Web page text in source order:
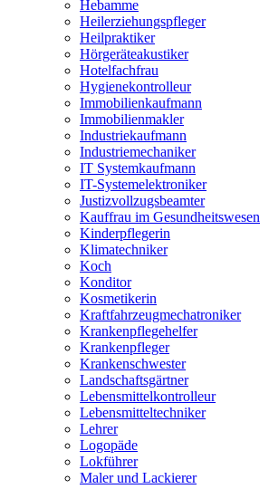
Hebamme
Heilerziehungspfleger
Heilpraktiker
Hörgeräteakustiker
Hotelfachfrau
Hygienekontrolleur
Immobilienkaufmann
Immobilienmakler
Industriekaufmann
Industriemechaniker
IT Systemkaufmann
IT-Systemelektroniker
Justizvollzugsbeamter
Kauffrau im Gesundheitswesen
Kinderpflegerin
Klimatechniker
Koch
Konditor
Kosmetikerin
Kraftfahrzeugmechatroniker
Krankenpflegehelfer
Krankenpfleger
Krankenschwester
Landschaftsgärtner
Lebensmittelkontrolleur
Lebensmitteltechniker
Lehrer
Logopäde
Lokführer
Maler und Lackierer